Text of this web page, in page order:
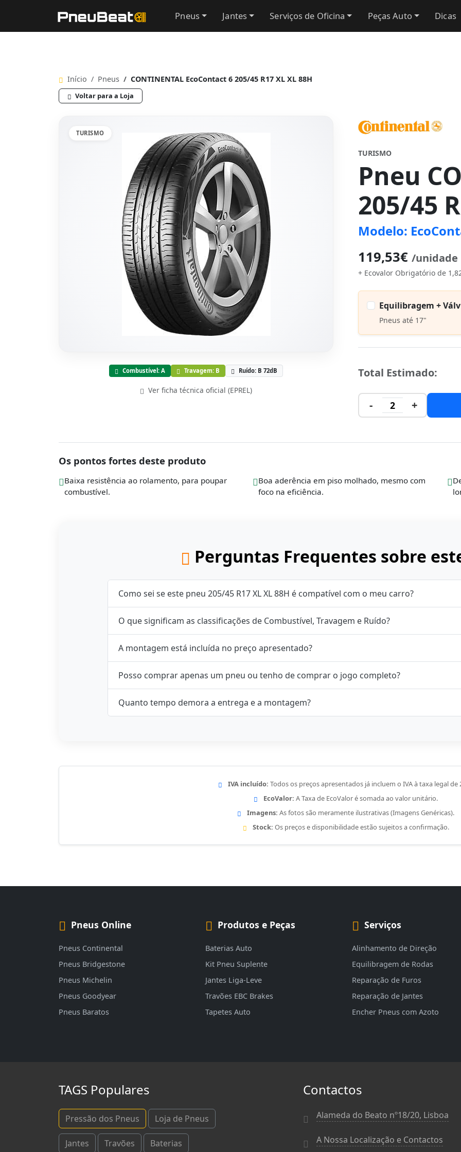
Pneus Jantes Serviços de Oficina Peças Auto Dicas
Início Pneus CONTINENTAL EcoContact 6 205/45 R17 XL XL 88H
Voltar para a Loja
TURISMO
Combustível: A Travagem: B Ruído: B 72dB
Ver ficha técnica oficial (EPREL)
TURISMO
Pneu
205/45
Modelo:
119,53€ /unidade
+ Ecovalor Obrigatório de
Equilibragem +
Pneus até 17"
Total Estimado:
- 2 +
Os pontos fortes deste produto
Baixa resistência ao rolamento, para poupar
combustível.
Boa aderência em piso molhado, mesmo com
foco na eficiência.
Perguntas Frequentes sobre
Como sei se este pneu 205/45 R17 XL XL 88H é compatível com o meu carro?
O que significam as classificações de Combustível, Travagem e Ruído?
A montagem está incluída no preço apresentado?
Posso comprar apenas um pneu ou tenho de comprar o jogo completo?
Quanto tempo demora a entrega e a montagem?
IVA incluído: Todos os preços apresentados já incluem o IVA à taxa legal de
EcoValor: A Taxa de EcoValor é somada ao valor unitário.
Imagens: As fotos são meramente ilustrativas (Imagens Genéricas).
Stock: Os preços e disponibilidade estão sujeitos a confirmação.
Pneus Online
Pneus Continental
Pneus Bridgestone
Pneus Michelin
Pneus Goodyear
Pneus Baratos
Produtos e Peças
Baterias Auto
Kit Pneu Suplente
Jantes Liga-Leve
Travões EBC Brakes
Tapetes Auto
Serviços
Alinhamento de Direção
Equilibragem de Rodas
Reparação de Furos
Reparação de Jantes
Encher Pneus com Azoto
TAGS Populares
Pressão dos Pneus Loja de Pneus
Jantes Travões Baterias
Contactos
Alameda do Beato nº18/20, Lisboa
A Nossa Localização e Contactos